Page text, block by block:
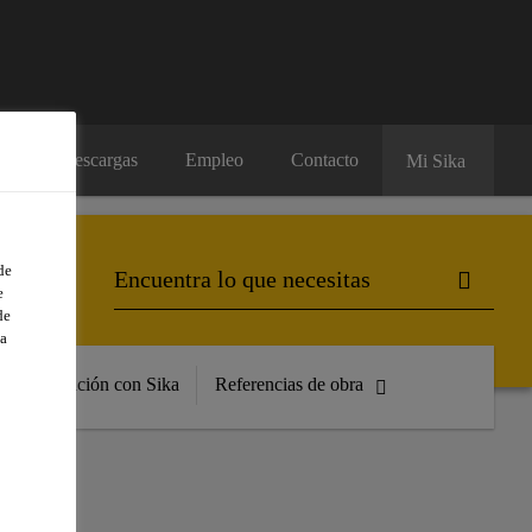
Descargas Empleo Contacto Mi Sika
Formación con Sika Referencias de obra